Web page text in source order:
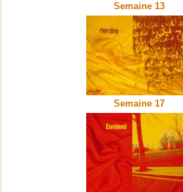
Semaine 13
Semaine 17